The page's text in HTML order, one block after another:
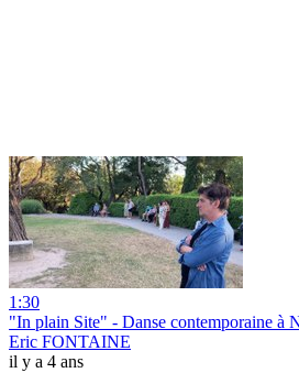
1:30
"In plain Site" - Danse contemporaine à
Eric FONTAINE
il y a 4 ans